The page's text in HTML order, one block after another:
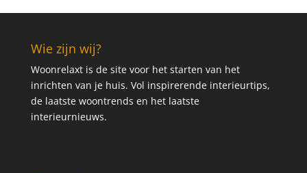
Wie zijn wij?
Woonrelaxt is de site voor het starten van het
inrichten van je huis. Vol inspirerende interieurtips,
de laatste woontrends en het laatste
interieurnieuws.